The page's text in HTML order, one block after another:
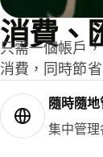
消費、
只需一個帳戶
消費，同時節省
隨時隨
集中管理